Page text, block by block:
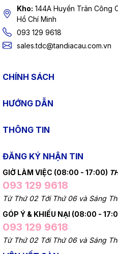
Kho: 144A Huyền Trân Công
Hồ Chí Minh
093 129 9618
sales.tdc@tandiacau.com.vn
CHÍNH SÁCH
HƯỚNG DẪN
THÔNG TIN
ĐĂNG KÝ NHẬN TIN
GIỜ LÀM VIỆC (08:00 - 17:00)
093 129 9618
Từ Thứ 02 Tới Thứ 06 và Sáng
GÓP Ý & KHIẾU NẠI (08:00 -
093 129 9618
Từ Thứ 02 Tới Thứ 06 và Sáng